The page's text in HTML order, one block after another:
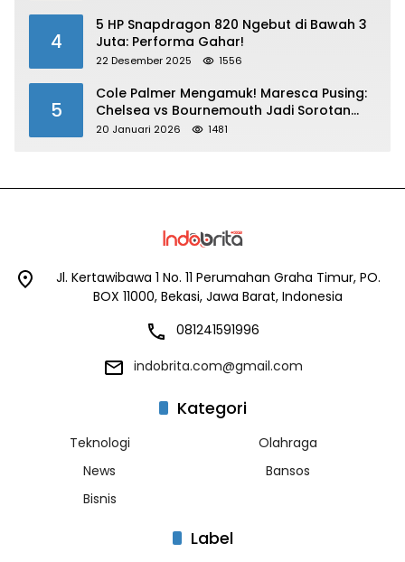
4
5 HP Snapdragon 820 Ngebut di Bawah 3
Juta: Performa Gahar!
22 Desember 2025 1556
5
Cole Palmer Mengamuk! Maresca Pusing:
Chelsea vs Bournemouth Jadi Sorotan
Utama
20 Januari 2026 1481
Jl. Kertawibawa 1 No. 11 Perumahan Graha Timur, PO.
BOX 11000, Bekasi, Jawa Barat, Indonesia
081241591996
indobrita.com@gmail.com
Kategori
Teknologi
Olahraga
News
Bansos
Bisnis
Label